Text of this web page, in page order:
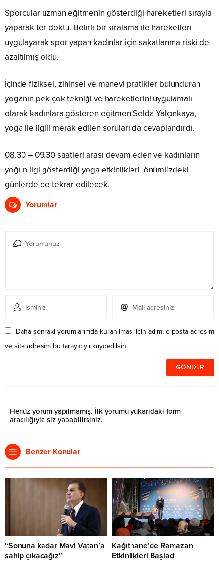
Sporcular uzman eğitmenin gösterdiği hareketleri sırayla
yaparak ter döktü. Belirli bir sıralama ile hareketleri
uygulayarak spor yapan kadınlar için sakatlanma riski de
azaltılmış oldu.
İçinde fiziksel, zihinsel ve manevi pratikler bulunduran
yoganın pek çok tekniği ve hareketlerini uygulamalı
olarak kadınlara gösteren eğitmen Selda Yalçınkaya,
yoga ile ilgili merak edilen soruları da cevaplandırdı.
08.30 – 09.30 saatleri arası devam eden ve kadınların
yoğun ilgi gösterdiği yoga etkinlikleri, önümüzdeki
günlerde de tekrar edilecek.
Yorumlar
Daha sonraki yorumlarımda kullanılması için adım, e-posta adresim
ve site adresim bu tarayıcıya kaydedilsin.
Henüz yorum yapılmamış. İlk yorumu yukarıdaki form
aracılığıyla siz yapabilirsiniz.
Benzer Konular
“Sonuna kadar Mavi Vatan’a
sahip çıkacağız”
Kağıthane’de Ramazan
Etkinlikleri Başladı